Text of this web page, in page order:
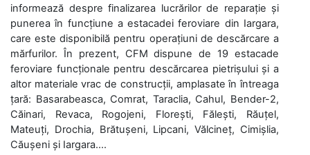
informează despre finalizarea lucrărilor de reparație și
punerea în funcțiune a estacadei feroviare din Iargara,
care este disponibilă pentru operațiuni de descărcare a
mărfurilor. În prezent, CFM dispune de 19 estacade
feroviare funcționale pentru descărcarea pietrișului și a
altor materiale vrac de construcții, amplasate în întreaga
țară: Basarabeasca, Comrat, Taraclia, Cahul, Bender-2,
Căinari, Revaca, Rogojeni, Florești, Fălești, Răuțel,
Mateuți, Drochia, Brătușeni, Lipcani, Vălcineț, Cimișlia,
Căușeni și Iargara....